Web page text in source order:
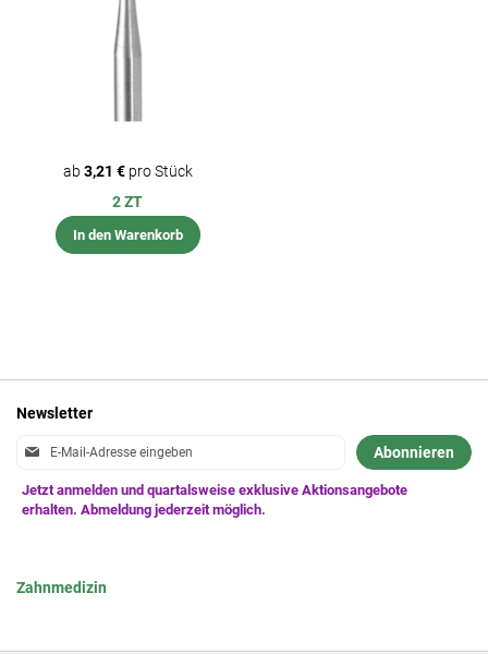
ab 3,21 €pro Stück
2 ZT
In den Warenkorb
Newsletter
Anmeldung
Newsletter:
Abonnieren
Zahnmedizin